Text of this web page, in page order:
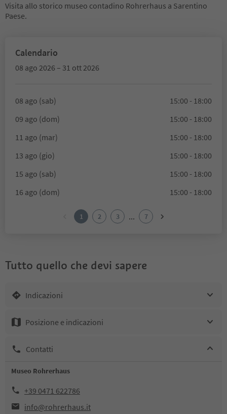
Visita allo storico museo contadino Rohrerhaus a Sarentino
Paese.
Calendario
08 ago 2026 – 31 ott 2026
08 ago (sab)
15:00 - 18:00
09 ago (dom)
15:00 - 18:00
11 ago (mar)
15:00 - 18:00
13 ago (gio)
15:00 - 18:00
15 ago (sab)
15:00 - 18:00
16 ago (dom)
15:00 - 18:00
1 2 3 ... 7
Tutto quello che devi sapere
Indicazioni
Posizione e indicazioni
Contatti
Museo Rohrerhaus
+39 0471 622786
info@rohrerhaus.it